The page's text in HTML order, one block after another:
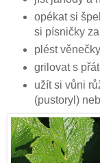
opékat si
si písničky
plést
grilovat s
užít si vůni
(pustoryl)